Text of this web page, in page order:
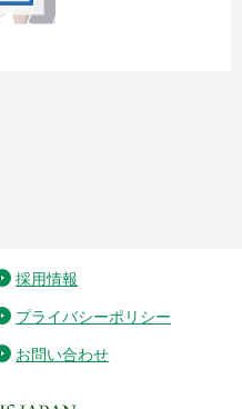
採用情報
プライバシーポリシー
お問い合わせ